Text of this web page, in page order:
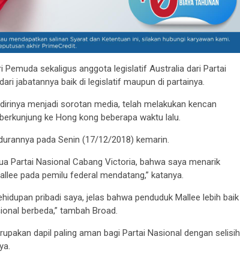
Pemuda sekaligus anggota legislatif Australia dari Partai
jabatannya baik di legislatif maupun di partainya.
menjadi sorotan media, telah melakukan kencan
ke Hong kong beberapa waktu lalu.
pada Senin (17/12/2018) kemarin.
Partai Nasional Cabang Victoria, bahwa saya menarik
pada pemilu federal mendatang,” katanya.
pribadi saya, jelas bahwa penduduk Mallee lebih baik
berbeda,” tambah Broad.
dapil paling aman bagi Partai Nasional dengan selisih